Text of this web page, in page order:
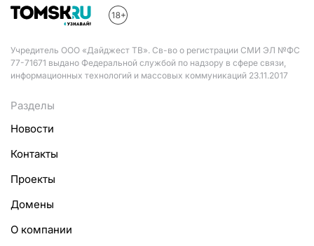
Учредитель ООО «Дайджест ТВ». Св-во о регистрации СМИ ЭЛ №ФС
77-71671 выдано Федеральной службой по надзору в сфере связи,
информационных технологий и массовых коммуникаций 23.11.2017
Разделы
Новости
Контакты
Проекты
Домены
О компании